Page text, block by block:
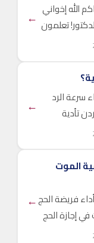
الله إخواني
تعلمون ←
سرعة الرد
تأدية
←
الموت
فريضة الحج
إجازة الحج
←